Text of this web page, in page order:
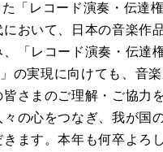
「レコード演奏・伝達
おいて、日本の音楽作
「レコード演奏・伝達
の実現に向けても、音
さまのご理解・ご協力
の心をつなぎ、我が国
ます。本年も何卒よろ